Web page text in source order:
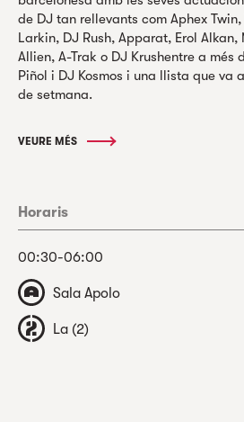
de DJ tan rellevants com Aphex
Larkin, DJ Rush, Apparat, Erol
Allien, A-Trak o DJ Krushentre a més
Piñol i DJ Kosmos i una llista que va
de setmana.
VEURE MÉS
Horaris
00:30-06:00
Sala Apolo
La (2)